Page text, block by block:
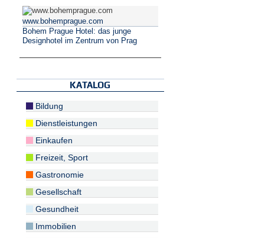
www.bohemprague.com
Bohem Prague Hotel: das junge
Designhotel im Zentrum von Prag
KATALOG
Bildung
Dienstleistungen
Einkaufen
Freizeit, Sport
Gastronomie
Gesellschaft
Gesundheit
Immobilien